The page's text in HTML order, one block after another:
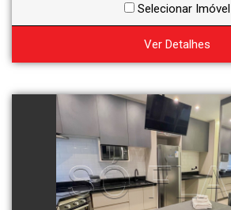
Selecionar Imóvel
Ver Detalhes